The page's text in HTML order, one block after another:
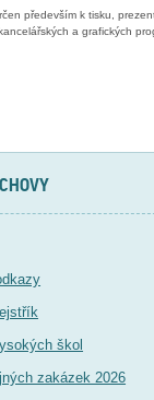
především k tisku,
a grafických
škol
zakázek 2026